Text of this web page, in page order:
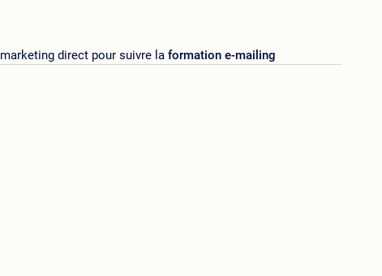
direct pour suivre la formation e-mailing